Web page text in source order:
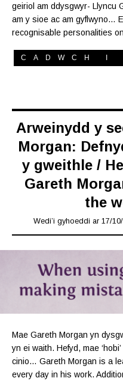
geiriol am ddysgwyr- Llyncu
am y sioe ac am gyflwyno…
recognisable personalities
CADWCH I
Arweinydd y
Morgan:
y gweithle /
Gareth
the
Wedi’i gyhoeddi ar 17/
Mae Gareth Morgan yn
yn ei waith. Hefyd, mae
cinio… Gareth Morgan is a
every day in his work.